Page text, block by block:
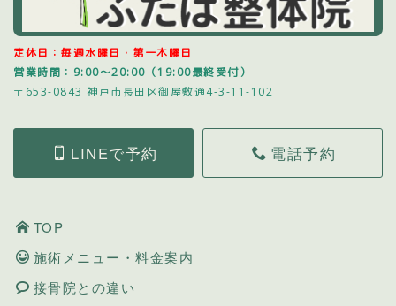
定休日：毎週水曜日・第一木曜日
営業時間：9:00～20:00（19:00最終受付）
〒653-0843 神戸市長田区御屋敷通4-3-11-102
LINEで予約 電話予約
TOP
施術メニュー・料金案内
接骨院との違い